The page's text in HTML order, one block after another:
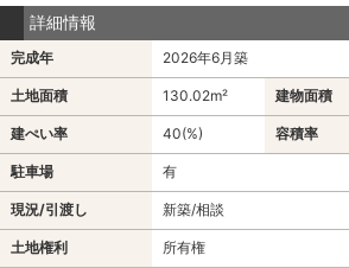
詳細情報
完成年 2026年6月築
土地面積 130.02m² 建物面積
建ぺい率 40(%) 容積率
駐車場 有
現況/引渡し 新築/相談
土地権利 所有権